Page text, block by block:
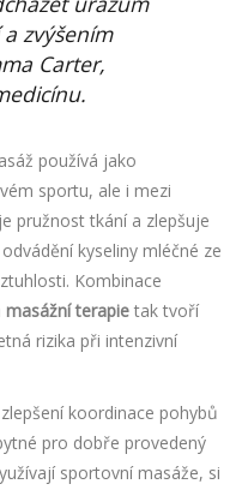
zvýšením
Carter,
používá jako
sportu, ale i mezi
pružnost tkání a zlepšuje
kyseliny mléčné ze
Kombinace
masážní terapie tak tvoří
rizika při intenzivní
koordinace pohybů
pro dobře provedený
sportovní masáže, si